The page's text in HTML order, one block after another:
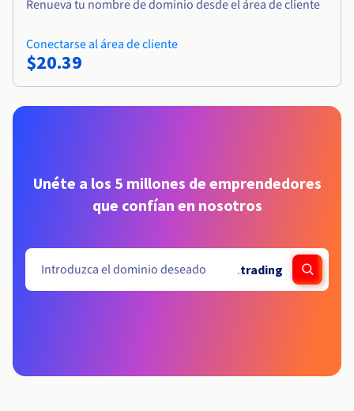
Renueva tu nombre de dominio desde el área de cliente
Conectarse al área de cliente
$20.39
Unéte a los 5 millones de emprendedores
que confían en nosotros
.trading